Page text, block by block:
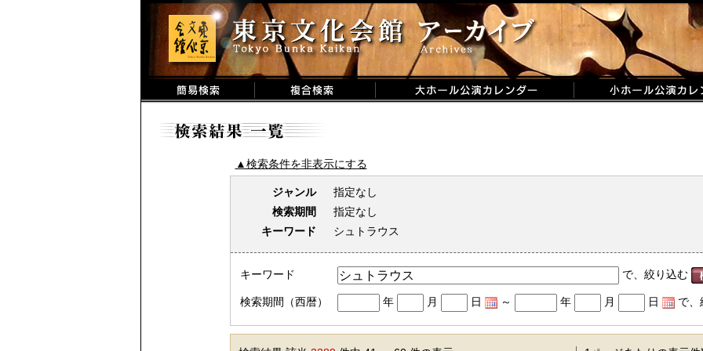
▲検索条件を非表示にする
ジャンル
指定なし
検索期間
指定なし
キーワード
シュトラウス
キーワード で、絞り込む
検索期間（西暦） 年 月 日 ～ 年 月 日 で